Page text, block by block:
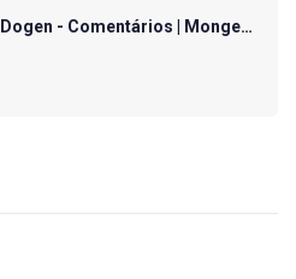
- Comentários | Monge…